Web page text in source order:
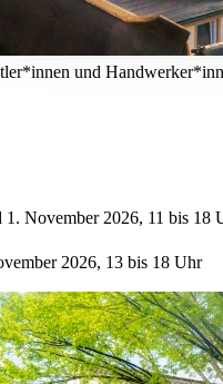
und
1. November 2026, 11 bis 18
2026, 13 bis 18 Uhr